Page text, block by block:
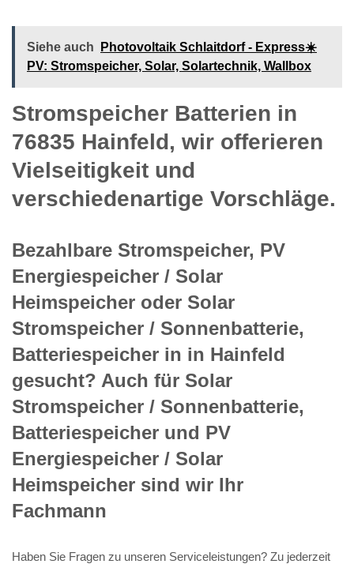
Siehe auch
Photovoltaik Schlaitdorf - Express☀️
PV️: Stromspeicher, Solar, Solartechnik, Wallbox
Stromspeicher Batterien in
76835 Hainfeld, wir offerieren
Vielseitigkeit und
verschiedenartige Vorschläge.
Bezahlbare Stromspeicher, PV
Energiespeicher / Solar
Heimspeicher oder Solar
Stromspeicher / Sonnenbatterie,
Batteriespeicher in in Hainfeld
gesucht? Auch für Solar
Stromspeicher / Sonnenbatterie,
Batteriespeicher und PV
Energiespeicher / Solar
Heimspeicher sind wir Ihr
Fachmann
Haben Sie Fragen zu unseren Serviceleistungen? Zu jederzeit